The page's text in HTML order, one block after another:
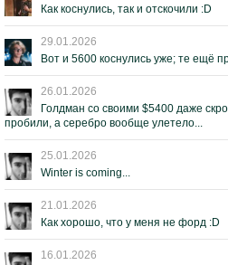
Как коснулись, так и отскочили :D
29.01.2026
Вот и 5600 коснулись уже; те ещё
26.01.2026
Голдман со своими $5400 даже
пробили, а серебро вообще улетело...
25.01.2026
Winter is coming...
21.01.2026
Как хорошо, что у меня не форд :D
16.01.2026